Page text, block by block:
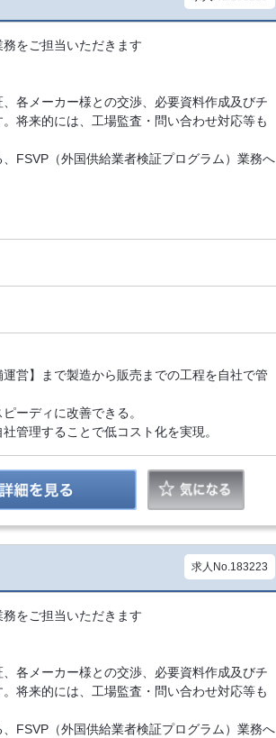
をご担当いただきます
各メーカー様との交渉、必要資料作成及びチ
将来的には、工場監査・問い合わせ対応等も
FSVP（外国供給業者検証プログラム）業務へ
営】まで製造から販売までの工程を自社で管
ーディに改善できる。
管理することで低コスト化を実現。
求人No.183223
をご担当いただきます
各メーカー様との交渉、必要資料作成及びチ
将来的には、工場監査・問い合わせ対応等も
FSVP（外国供給業者検証プログラム）業務へ